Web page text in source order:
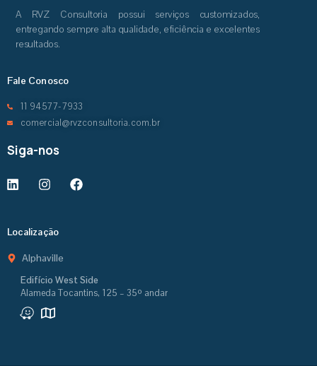
A RVZ Consultoria possui serviços customizados,
entregando sempre alta qualidade, eficiência e excelentes
resultados.
Fale Conosco
11 94577-7933
comercial@rvzconsultoria.com.br
Siga-nos
Localização
Alphaville
Edifício West Side
Alameda Tocantins, 125 – 35º andar